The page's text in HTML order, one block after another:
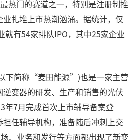
热门的赛道之一，特别是注册制推
扎堆上市热潮汹涌。据统计，仅
就有54家排队IPO，其中25家企业
下简称“麦田能源”)也是一家主营
变器的研发、生产和销售的光伏
年7月完成首次上市辅导备案登
任辅导机构，准备随后冲刺上交
、业务和发行等方面都出现了新变